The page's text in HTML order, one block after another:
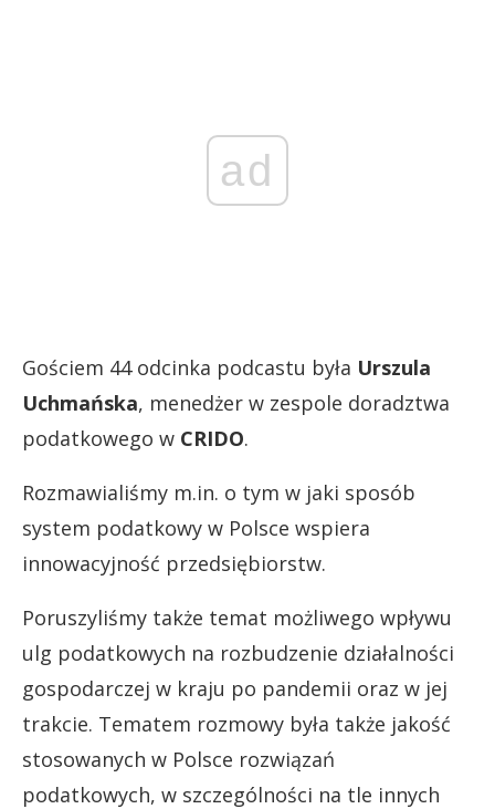
ad
Gościem 44 odcinka podcastu była Urszula
Uchmańska, menedżer w zespole doradztwa
podatkowego w CRIDO.
Rozmawialiśmy m.in. o tym w jaki sposób
system podatkowy w Polsce wspiera
innowacyjność przedsiębiorstw.
Poruszyliśmy także temat możliwego wpływu
ulg podatkowych na rozbudzenie działalności
gospodarczej w kraju po pandemii oraz w jej
trakcie. Tematem rozmowy była także jakość
stosowanych w Polsce rozwiązań
podatkowych, w szczególności na tle innych